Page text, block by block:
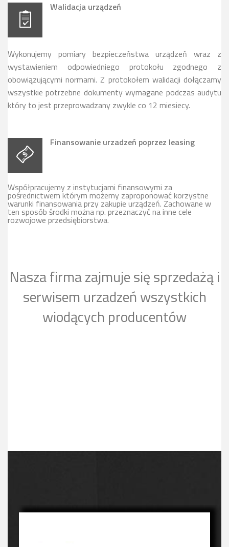
Walidacja urządzeń
Wykonujemy pomiary bezpieczeństwa urządzeń wraz z
wystawieniem odpowiedniego protokołu zgodnego z
obowiązującymi normami. Z protokołem walidacji dołączamy
wszystkie potrzebne dokumenty wymagane podczas audytu
który to jest przeprowadzany zwykle co 12 miesiecy.
Finansowanie urzadzeń poprzez leasing
Współpracujemy z instytucjami finansowymi za
pośrednictwem którym możemy zaproponować korzystne
warunki finansowania przy zakupie urządzeń. Zachowane w
ten sposób środki można np. przeznaczyć na inne cele
rozwojowe przedsiębiorstwa.
Nasza firma zajmuje się sprzedażą i
serwisem urzadzeń wszystkich
wiodących producentów